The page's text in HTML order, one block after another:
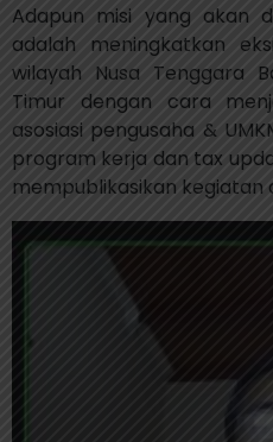
Adapun misi yang akan
adalah meningkatkan
wilayah Nusa Tenggara
Timur dengan cara
asosiasi pengusaha &
program kerja dan tax
mempublikasikan kegiatan